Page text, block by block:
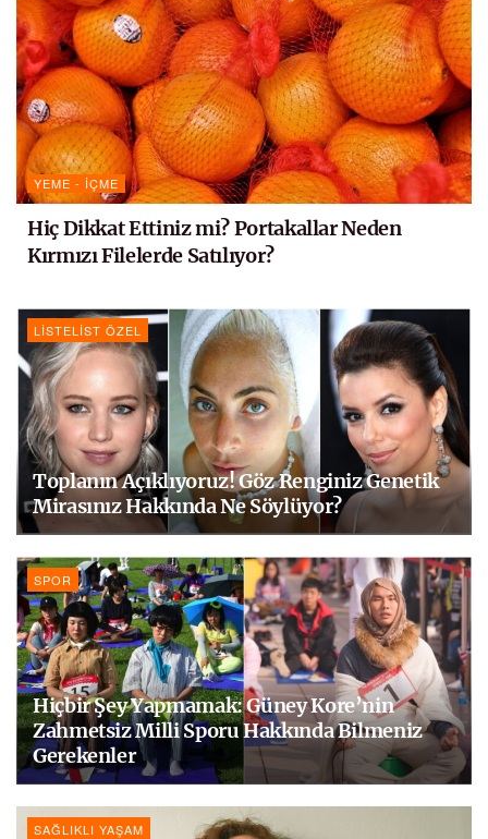
YEME - İÇME
Hiç Dikkat Ettiniz mi? Portakallar Neden
Kırmızı Filelerde Satılıyor?
LISTELIST ÖZEL
Toplanın Açıklıyoruz! Göz Renginiz Genetik
Mirasınız Hakkında Ne Söylüyor?
SPOR
Hiçbir Şey Yapmamak: Güney Kore’nin
Zahmetsiz Milli Sporu Hakkında Bilmeniz
Gerekenler
SAĞLIKLI YAŞAM